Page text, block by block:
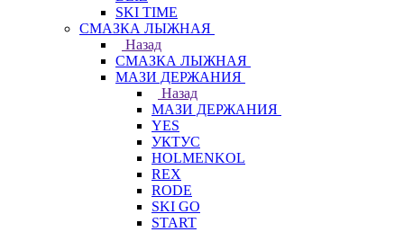
SKI TIME
СМАЗКА ЛЫЖНАЯ
Назад
СМАЗКА ЛЫЖНАЯ
МАЗИ ДЕРЖАНИЯ
Назад
МАЗИ ДЕРЖАНИЯ
YES
УКТУС
HOLMENKOL
REX
RODE
SKI GO
START